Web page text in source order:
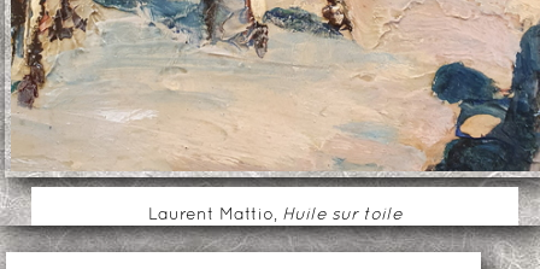
Laurent Mattio, Huile sur toile